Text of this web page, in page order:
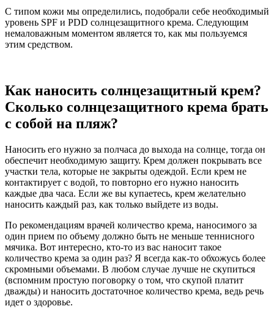
С типом кожи мы определились, подобрали себе необходимый
уровень SPF и PDD солнцезащитного крема. Следующим
немаловажным моментом является то, как мы пользуемся
этим средством.
Как наносить солнцезащитный крем?
Сколько солнцезащитного крема брать
с собой на пляж?
Наносить его нужно за полчаса до выхода на солнце, тогда он
обеспечит необходимую защиту. Крем должен покрывать все
участки тела, которые не закрыты одеждой. Если крем не
контактирует с водой, то повторно его нужно наносить
каждые два часа. Если же вы купаетесь, крем желательно
наносить каждый раз, как только выйдете из воды.
По рекомендациям врачей количество крема, наносимого за
один прием по объему должно быть не меньше теннисного
мячика. Вот интересно, кто-то из вас наносит такое
количество крема за один раз? Я всегда как-то обхожусь более
скромными объемами. В любом случае лучше не скупиться
(вспомним простую поговорку о том, что скупой платит
дважды) и наносить достаточное количество крема, ведь речь
идет о здоровье.